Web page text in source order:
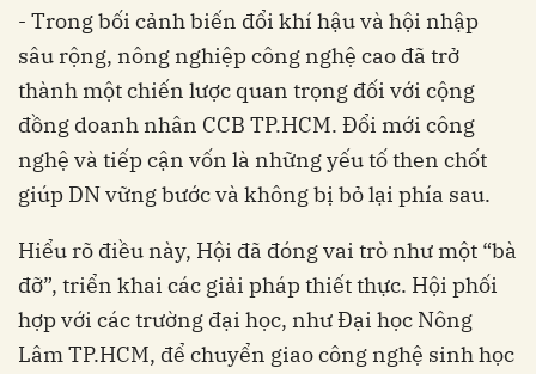
- Trong bối cảnh biến đổi khí hậu và hội nhập
sâu rộng, nông nghiệp công nghệ cao đã trở
thành một chiến lược quan trọng đối với cộng
đồng doanh nhân CCB TP.HCM. Đổi mới công
nghệ và tiếp cận vốn là những yếu tố then chốt
giúp DN vững bước và không bị bỏ lại phía sau.
Hiểu rõ điều này, Hội đã đóng vai trò như một “bà
đỡ”, triển khai các giải pháp thiết thực. Hội phối
hợp với các trường đại học, như Đại học Nông
Lâm TP.HCM, để chuyển giao công nghệ sinh học